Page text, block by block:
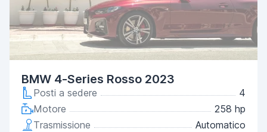
BMW 4-Series Rosso 2023
Posti a sedere
4
Motore
258 hp
Trasmissione
Automatico